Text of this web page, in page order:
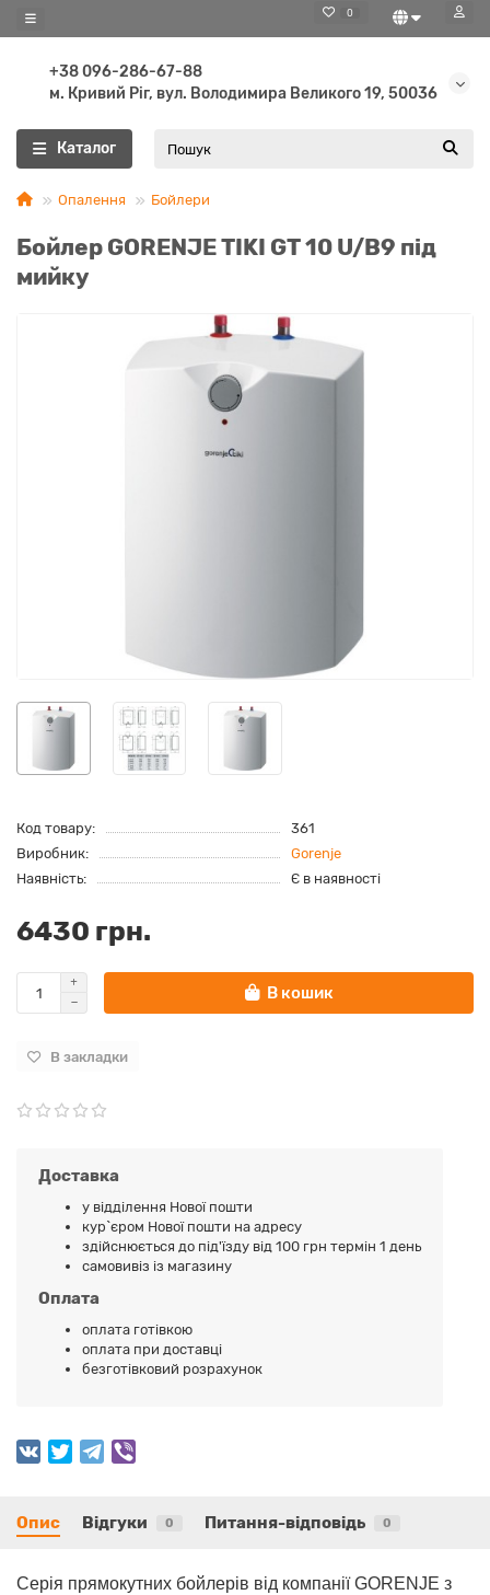
0
+38 096-286-67-88
м. Кривий Ріг, вул. Володимира Великого 19, 50036
Каталог
Опалення Бойлери
Бойлер GORENJE TIKI GT 10 U/B9 під
мийку
Код товару:
361
Виробник:
Gorenje
Наявність:
Є в наявності
6430 грн.
В кошик
В закладки
Доставка
у відділення Нової пошти
кур`єром Нової пошти на адресу
здійснюється до під'їзду від 100 грн термін 1 день
самовивіз із магазину
Оплата
оплата готівкою
оплата при доставці
безготівковий розрахунок
Опис Відгуки 0 Питання-відповідь 0
Серія прямокутних бойлерів від компанії GORENJE з